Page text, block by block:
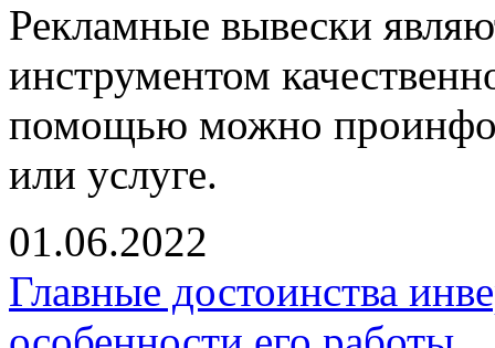
Рекламные вывески
инструментом
помощью можно
или услуге.
01.06.2022
Главные достоинства